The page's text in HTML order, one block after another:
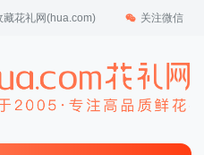
藏花礼网(hua.com) 关注微信